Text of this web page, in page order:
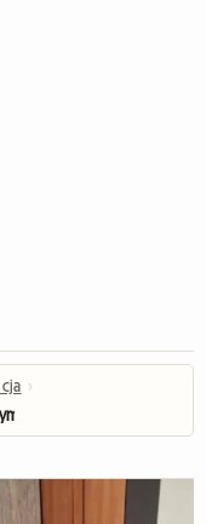
›
pokojami, 81 m², parking w